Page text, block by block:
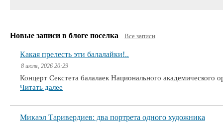
Новые записи в блоге поселка Все записи
Какая прелесть эти балалайки!..
8 июля, 2026 20:29
Концерт Секстета балалаек Национального академического
Читать далее
Микаэл Таривердиев: два портрета одного художника